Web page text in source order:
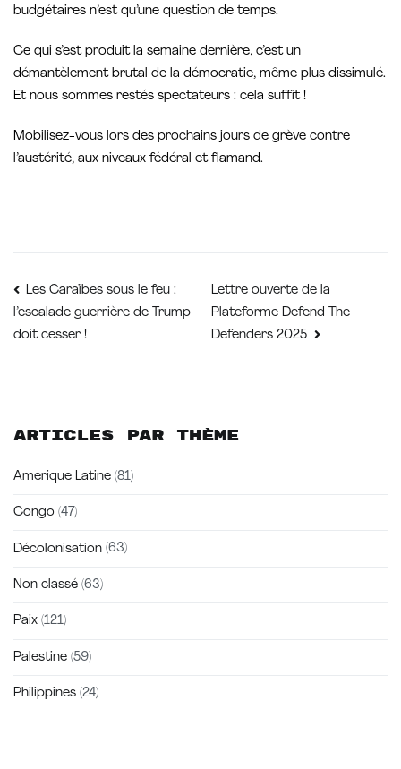
budgétaires n’est qu’une question de temps.
Ce qui s’est produit la semaine dernière, c’est un
démantèlement brutal de la démocratie, même plus dissimulé.
Et nous sommes restés spectateurs : cela suffit !
Mobilisez-vous lors des prochains jours de grève contre
l’austérité, aux niveaux fédéral et flamand.
Navigation
de
Les Caraïbes sous le feu :
l’escalade guerrière de Trump
doit cesser !
Lettre ouverte de la
Plateforme Defend The
Defenders 2025
Articles par thème
Amerique Latine (81)
Congo (47)
Décolonisation (63)
Non classé (63)
Paix (121)
Palestine (59)
Philippines (24)